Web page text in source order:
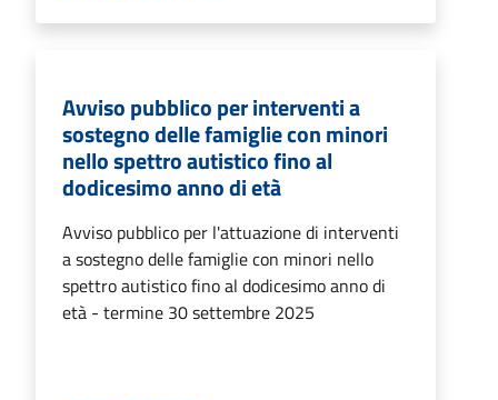
Avviso pubblico per interventi a
sostegno delle famiglie con minori
nello spettro autistico fino al
dodicesimo anno di età
Avviso pubblico per l'attuazione di interventi
a sostegno delle famiglie con minori nello
spettro autistico fino al dodicesimo anno di
età - termine 30 settembre 2025